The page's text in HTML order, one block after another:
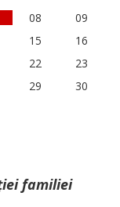
08
09
15
16
22
23
29
30
familiei